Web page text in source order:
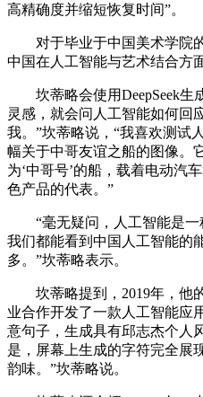
高精确度并缩短恢复时间”。
对于毕业于中国美术学院的
中国在人工智能与艺术结合方
坎蒂略会使用DeepSeek生
灵感，就会问人工智能如何回
我。”坎蒂略说，“我喜欢测试
幅关于中哥友谊之船的图像。
为‘中哥号’的船，载着电动汽
色产品的代表。”
“毫无疑问，人工智能是一
我们都能看到中国人工智能的
多。”坎蒂略表示。
坎蒂略提到，2019年，他
业合作开发了一款人工智能应
意句子，生成具有邱志杰个人
是，屏幕上生成的字符完全展
韵味。”坎蒂略说。